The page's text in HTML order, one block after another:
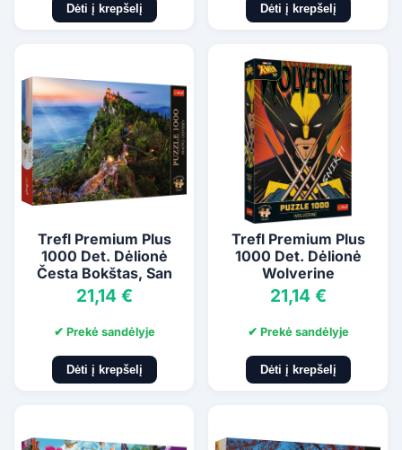
Dėti į krepšelį Dėti į krepšelį
Trefl Premium Plus
1000 Det. Dėlionė
Česta Bokštas, San
Marinas
21,14 €
✔ Prekė sandėlyje
Dėti į krepšelį
Trefl Premium Plus
1000 Det. Dėlionė
Wolverine
21,14 €
✔ Prekė sandėlyje
Dėti į krepšelį